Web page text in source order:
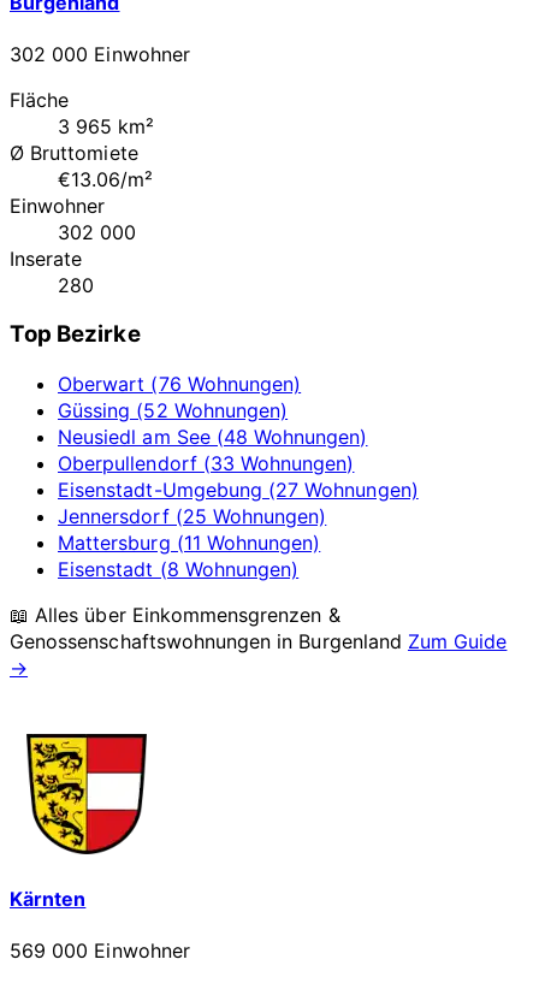
302 000 Einwohner
Fläche
3 965 km²
Ø Bruttomiete
€13.06/m²
Einwohner
302 000
Inserate
280
Top Bezirke
Oberwart (76 Wohnungen)
Güssing (52 Wohnungen)
Neusiedl am See (48 Wohnungen)
Oberpullendorf (33 Wohnungen)
Eisenstadt-Umgebung (27 Wohnungen)
Jennersdorf (25 Wohnungen)
Mattersburg (11 Wohnungen)
Eisenstadt (8 Wohnungen)
📖 Alles über Einkommensgrenzen &
Genossenschaftswohnungen in Burgenland Zum Guide
→
Kärnten
569 000 Einwohner